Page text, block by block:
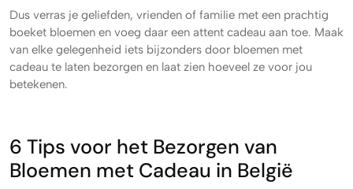
Dus verras je geliefden, vrienden of familie met een prachtig
boeket bloemen en voeg daar een attent cadeau aan toe. Maak
van elke gelegenheid iets bijzonders door bloemen met
cadeau te laten bezorgen en laat zien hoeveel ze voor jou
betekenen.
6 Tips voor het Bezorgen van
Bloemen met Cadeau in België